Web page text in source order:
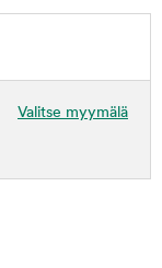
Valitse myymälä